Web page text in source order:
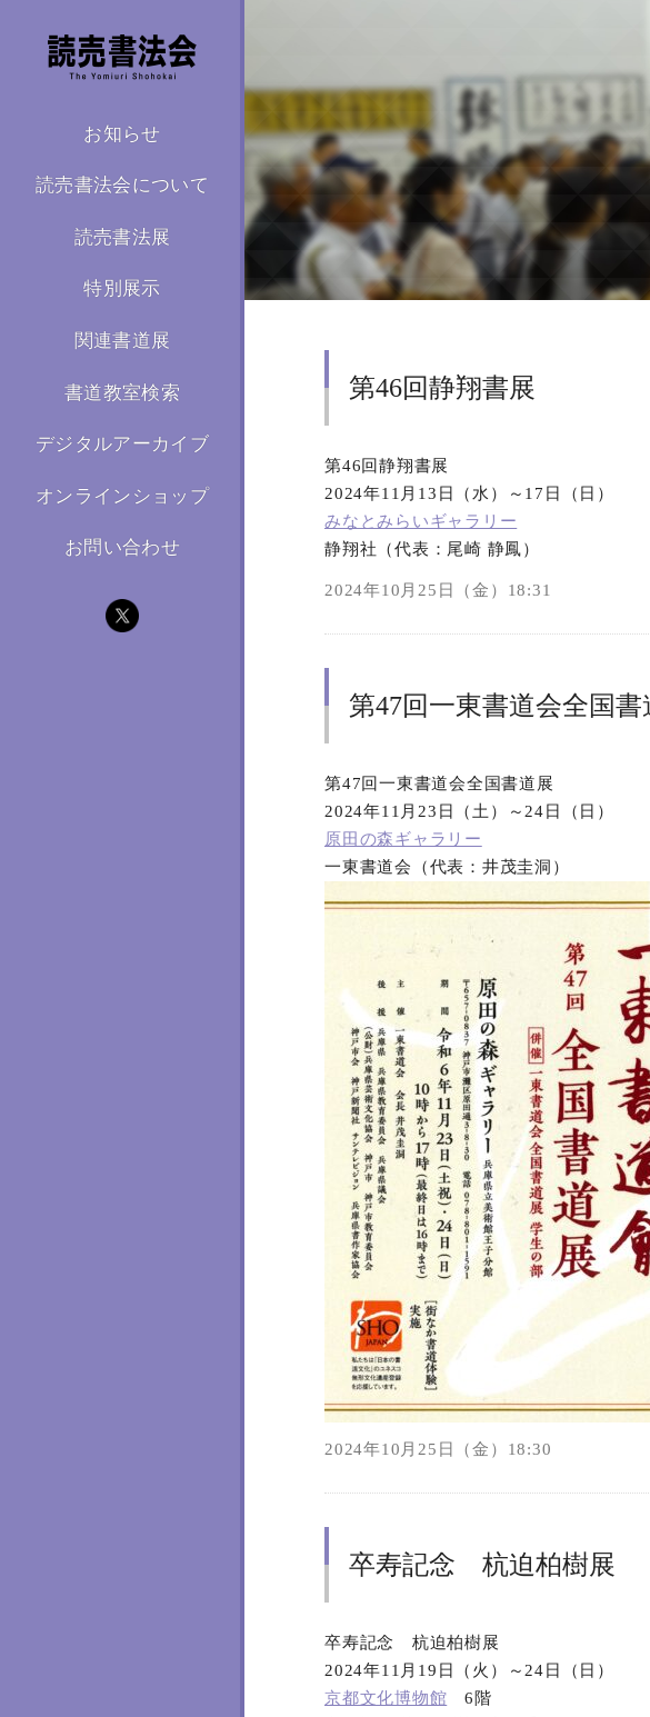
お知らせ
読売書法会について
読売書法展
特別展示
関連書道展
書道教室検索
デジタルアーカイブ
オンラインショップ
お問い合わせ
第46回静翔書展
第46回静翔書展
2024年11月13日（水）～17日（日）
みなとみらいギャラリー
静翔社（代表：尾崎 静鳳）
2024年10月25日（金）18:31
第47回一東書道会全国書
第47回一東書道会全国書道展
2024年11月23日（土）～24日（日）
原田の森ギャラリー
一東書道会（代表：井茂圭洞）
2024年10月25日（金）18:30
卒寿記念 杭迫柏樹展
卒寿記念 杭迫柏樹展
2024年11月19日（火）～24日（日）
京都文化博物館 6階